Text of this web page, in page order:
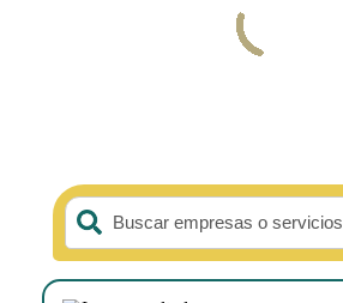
Buscar empresas o servicios